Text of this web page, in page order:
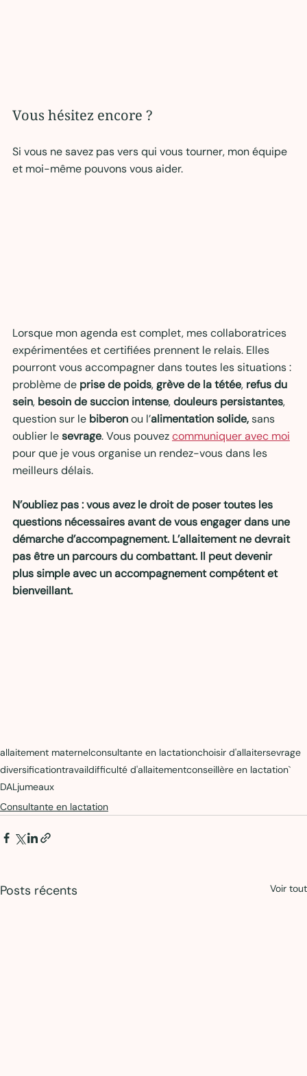
Vous hésitez encore ?
Si vous ne savez pas vers qui vous tourner, mon équipe
et moi-même pouvons vous aider.
Lorsque mon agenda est complet, mes collaboratrices
expérimentées et certifiées prennent le relais. Elles
pourront vous accompagner dans toutes les situations :
problème de prise de poids, grève de la tétée, refus du
sein, besoin de succion intense, douleurs persistantes,
question sur le biberon ou l’alimentation solide, sans
oublier le sevrage. Vous pouvez communiquer avec moi
pour que je vous organise un rendez-vous dans les
meilleurs délais.
N’oubliez pas : vous avez le droit de poser toutes les
questions nécessaires avant de vous engager dans une
démarche d’accompagnement. L’allaitement ne devrait
pas être un parcours du combattant. Il peut devenir
plus simple avec un accompagnement compétent et
bienveillant.
allaitement maternelconsultante en lactationchoisir d'allaitersevrage
diversificationtravaildifficulté d'allaitementconseillère en lactation`
DALjumeaux
Consultante en lactation
Posts récents Voir tout